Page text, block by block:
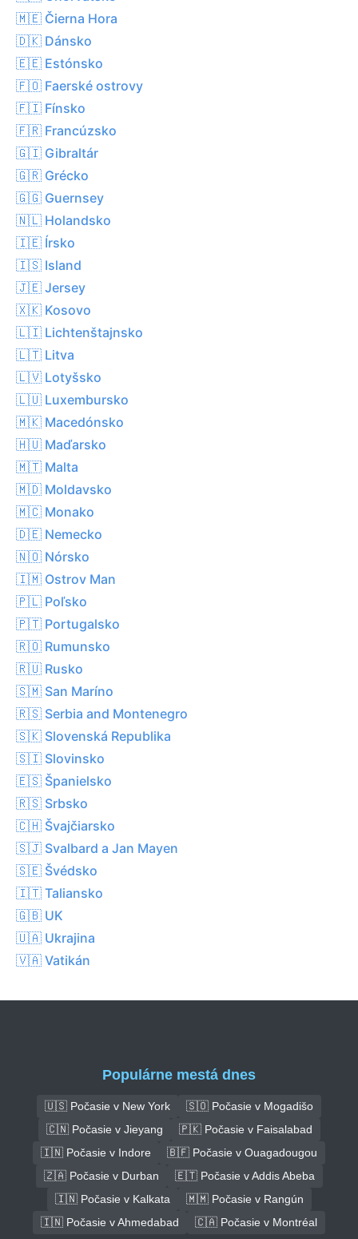
🇲🇪 Čierna Hora
🇩🇰 Dánsko
🇪🇪 Estónsko
🇫🇴 Faerské ostrovy
🇫🇮 Fínsko
🇫🇷 Francúzsko
🇬🇮 Gibraltár
🇬🇷 Grécko
🇬🇬 Guernsey
🇳🇱 Holandsko
🇮🇪 Írsko
🇮🇸 Island
🇯🇪 Jersey
🇽🇰 Kosovo
🇱🇮 Lichtenštajnsko
🇱🇹 Litva
🇱🇻 Lotyšsko
🇱🇺 Luxembursko
🇲🇰 Macedónsko
🇭🇺 Maďarsko
🇲🇹 Malta
🇲🇩 Moldavsko
🇲🇨 Monako
🇩🇪 Nemecko
🇳🇴 Nórsko
🇮🇲 Ostrov Man
🇵🇱 Poľsko
🇵🇹 Portugalsko
🇷🇴 Rumunsko
🇷🇺 Rusko
🇸🇲 San Maríno
🇷🇸 Serbia and Montenegro
🇸🇰 Slovenská Republika
🇸🇮 Slovinsko
🇪🇸 Španielsko
🇷🇸 Srbsko
🇨🇭 Švajčiarsko
🇸🇯 Svalbard a Jan Mayen
🇸🇪 Švédsko
🇮🇹 Taliansko
🇬🇧 UK
🇺🇦 Ukrajina
🇻🇦 Vatikán
Populárne mestá dnes
🇺🇸 Počasie v New York
🇸🇴 Počasie v Mogadišo
🇨🇳 Počasie v Jieyang
🇵🇰 Počasie v Faisalabad
🇮🇳 Počasie v Indore
🇧🇫 Počasie v Ouagadougou
🇿🇦 Počasie v Durban
🇪🇹 Počasie v Addis Abeba
🇮🇳 Počasie v Kalkata
🇲🇲 Počasie v Rangún
🇮🇳 Počasie v Ahmedabad
🇨🇦 Počasie v Montréal